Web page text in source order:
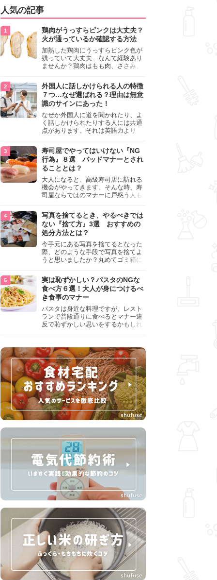
人気の記事
鶏肉がうっすらピンクは大丈夫？
火が通っているか確認する方法
加熱した鶏肉にうっすらピンク色が
残っていて大丈夫…なんて経験あり
ませんか？鶏肉はもも肉、ささみ、
わいが異なり、いろいろと楽しめる
料理ですが、鶏肉は加熱した後でも
うっすらピンク色の部分が大丈夫な
のと気になるときがあります。この
記事では生焼けか火が通っているの
かを確認する方法や、鶏肉を調理す
るときの注意点を紹介しますので、
参考にしてみてくださいね。
外国人に話しかけられる人の特徴
７つ…なぜ選ばれる？理由は無意
識のサインにあった！
なぜか外国人に道を聞かれたり、よ
く話しかけられたりする人には共通
点があります。それは英語力より
けても大丈夫」というサインが関係
しています。よく選ばれる人の特徴
や、英語が苦手でも焦らない対処
法、自分を守るための注意点を詳し
く解説します。
寿司屋でやってはいけない『NG
行為』８選 バッドマナーとされ
ることとは？
大人になると、高級寿司店に訪れる
機会がやってきます。そんな時、寿
司屋ならではのマナーに戸惑う人も
らためて寿司屋でやってはいけない
『NG行為』をチェックしましょう。
写真を捨てるとき、やるべきでは
ない『捨て方』3選 おすすめの
処分方法とは？
今手元にある写真を捨てるとなった
際、どのような手段で写真を捨てよ
うと思いましたか？丸めてゴミ箱に
真は個人情報が詰まっているので、
ただ丸めただけの状態で捨ててしま
うのは危険です。写真にすべきでは
ない捨て方をまとめているので、ぜ
ひチェックしておきましょう。
実は恥ずかしい？パスタのNGな
食べ方６選！大人が身につけるべ
き食事のマナー
パスタは身近な料理ですが、レスト
ランで普段通りに食べるとマナー違
反で恥ずかしい思いをするかもしれ
して、正しい食べ方を確認しましょ
う。大人の嗜みとして知っておきた
い新常識を解説します。